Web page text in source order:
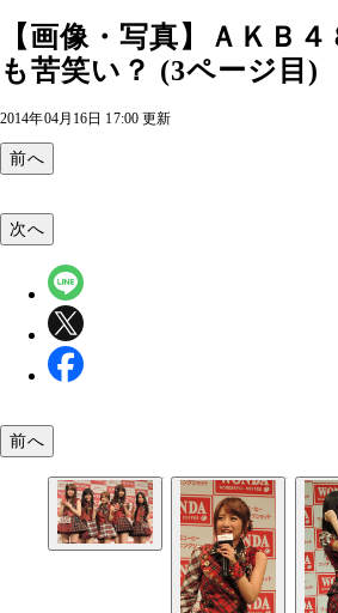
【画像・写真】ＡＫＢ
も苦笑い？ (3ページ目)
2014年04月16日 17:00 更新
前へ
次へ
前へ